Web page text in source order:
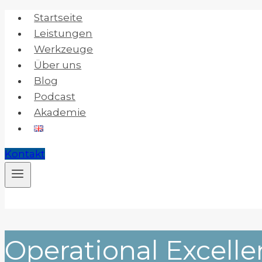
Zum
Inhalt
springen
Startseite
Leistungen
Werkzeuge
Über uns
Blog
Podcast
Akademie
Kontakt
Operational